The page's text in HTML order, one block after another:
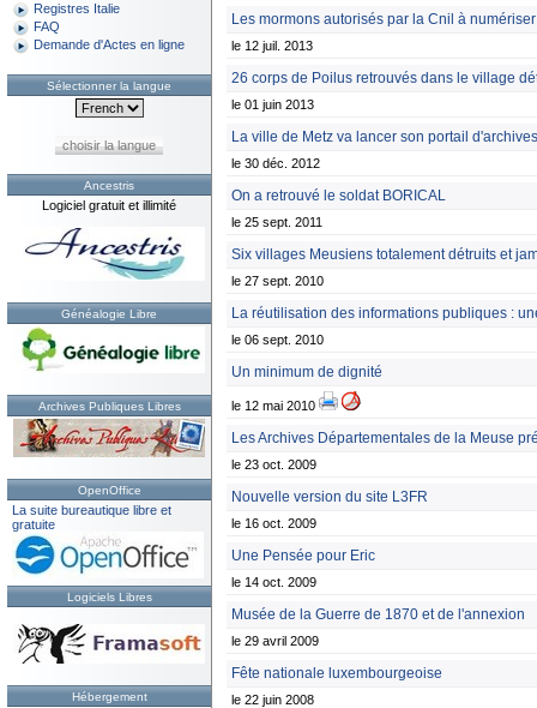
Registres Italie
FAQ
Demande d'Actes en ligne
Sélectionner la langue
choisir la langue
Ancestris
Logiciel gratuit et illimité
Généalogie Libre
Archives Publiques Libres
OpenOffice
La suite bureautique libre et
gratuite
Logiciels Libres
Hébergement
Les mormons autorisés par la Cnil à
le 12 juil. 2013
26 corps de Poilus retrouvés dans le village
le 01 juin 2013
La ville de Metz va lancer son portail
le 30 déc. 2012
On a retrouvé le soldat BORICAL
le 25 sept. 2011
Six villages Meusiens totalement détruits et
le 27 sept. 2010
La réutilisation des informations publiques :
le 06 sept. 2010
Un minimum de dignité
le 12 mai 2010
Les Archives Départementales de la Meuse
le 23 oct. 2009
Nouvelle version du site L3FR
le 16 oct. 2009
Une Pensée pour Eric
le 14 oct. 2009
Musée de la Guerre de 1870 et de l'annexion
le 29 avril 2009
Fête nationale luxembourgeoise
le 22 juin 2008